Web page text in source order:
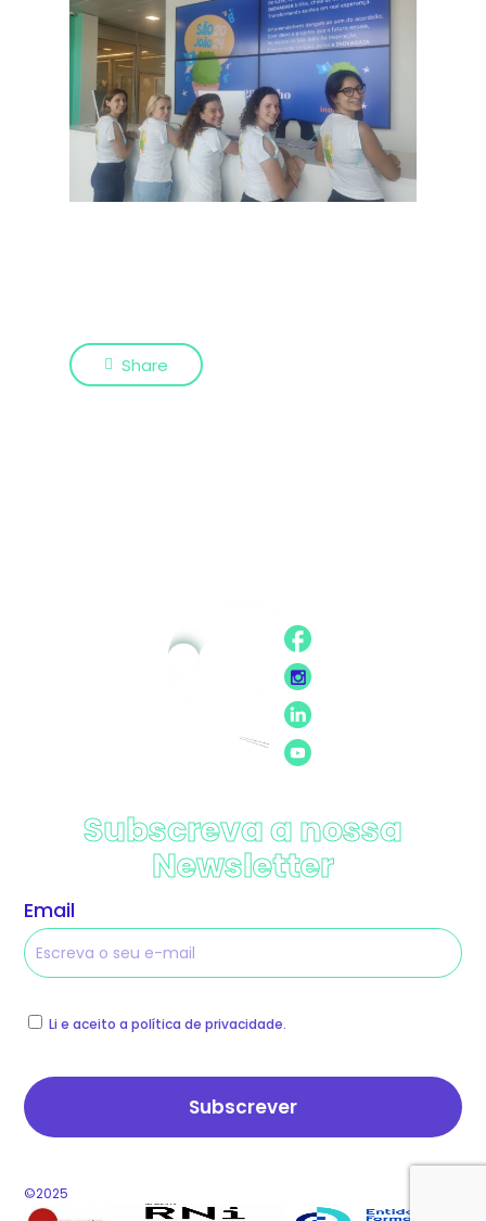
Share
Subscreva a nossa
Newsletter
Email
Li e aceito a política de privacidade.
©2025